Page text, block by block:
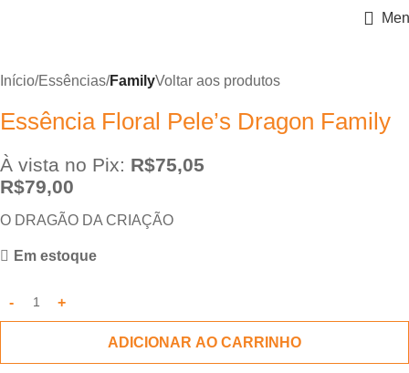
Início Essências FamilyVoltar aos produtos
Essência Floral Pele’s Dragon Family
À vista no Pix: R$75,05
R$79,00
O DRAGÃO DA CRIAÇÃO
Em estoque
ADICIONAR AO CARRINHO